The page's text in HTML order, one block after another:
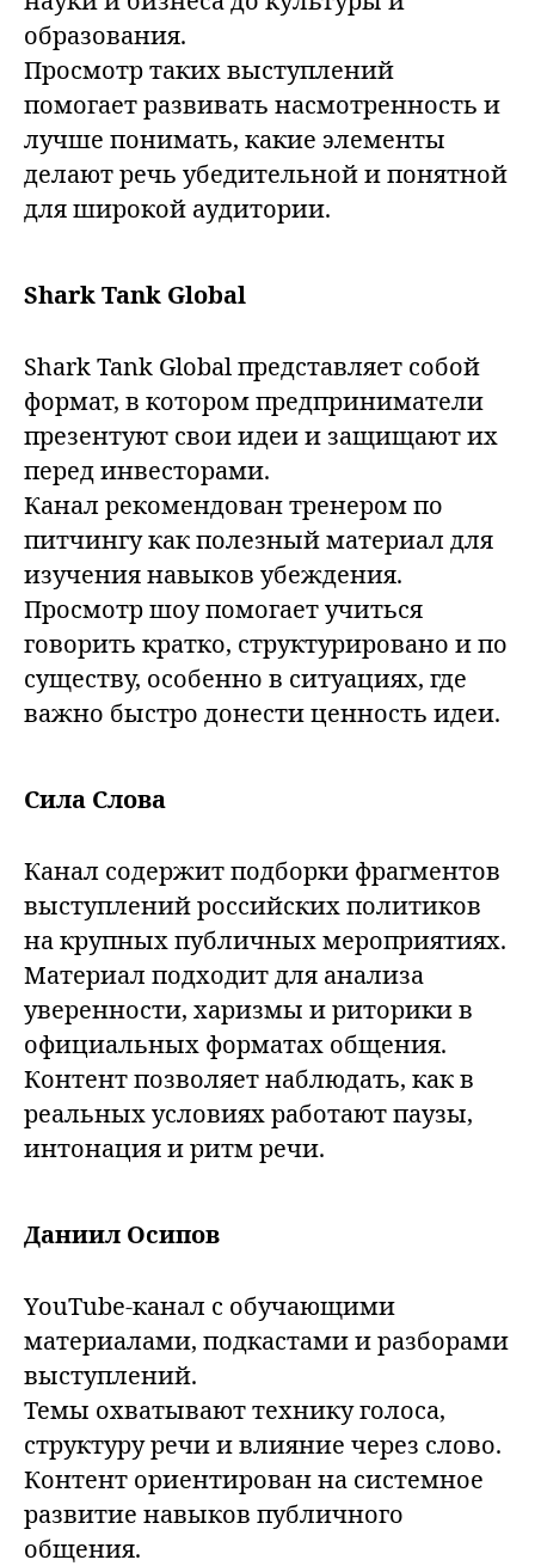
образования.
Просмотр таких выступлений
помогает развивать насмотренность и
лучше понимать, какие элементы
делают речь убедительной и понятной
для широкой аудитории.
Shark Tank Global
Shark Tank Global представляет собой
формат, в котором предприниматели
презентуют свои идеи и защищают их
перед инвесторами.
Канал рекомендован тренером по
питчингу как полезный материал для
изучения навыков убеждения.
Просмотр шоу помогает учиться
говорить кратко, структурировано и по
существу, особенно в ситуациях, где
важно быстро донести ценность идеи.
Сила Слова
Канал содержит подборки фрагментов
выступлений российских политиков
на крупных публичных мероприятиях.
Материал подходит для анализа
уверенности, харизмы и риторики в
официальных форматах общения.
Контент позволяет наблюдать, как в
реальных условиях работают паузы,
интонация и ритм речи.
Даниил Осипов
YouTube-канал с обучающими
материалами, подкастами и разборами
выступлений.
Темы охватывают технику голоса,
структуру речи и влияние через слово.
Контент ориентирован на системное
развитие навыков публичного
общения.